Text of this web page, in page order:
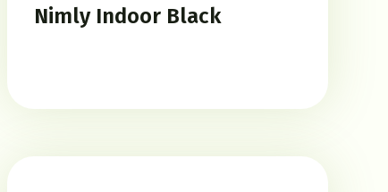
Nimly Indoor Black